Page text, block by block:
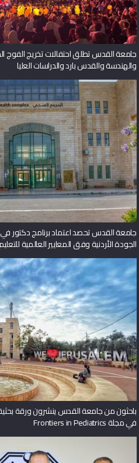
جامعة القدس تطلق احتفالات تخريج الفوج
والهندسة والقدس بارد والدراسات العليا
جامعة القدس تحصد اعتماد برنامج دكتور
الجودة الأردنية وفق المعايير العالمية
باحثون من جامعة القدس ينشرون ورقة بحثية
في مجلة Frontiers in Pediatrics